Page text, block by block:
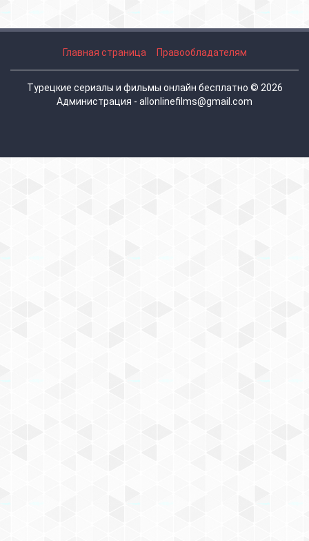
Главная страница Правообладателям
Турецкие сериалы и фильмы онлайн бесплатно © 2026
Администрация - allonlinefilms@gmail.com